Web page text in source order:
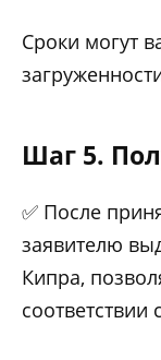
Сроки могут
Шаг 5.
✅ После
заявителю
Кипра,